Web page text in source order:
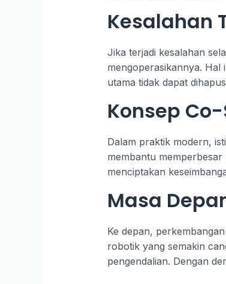
Kesalahan
Jika terjadi kesalahan
mengoperasikannya. Hal
utama tidak dapat
Konsep
Dalam praktik modern,
membantu
menciptakan
Masa
Ke depan,
robotik yang semakin
pengendalian. Dengan